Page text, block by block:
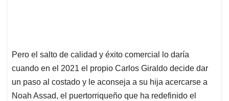
Pero el salto de calidad y éxito comercial lo daría
cuando en el 2021 el propio Carlos Giraldo decide dar
un paso al costado y le aconseja a su hija acercarse a
Noah Assad, el puertorriqueño que ha redefinido el